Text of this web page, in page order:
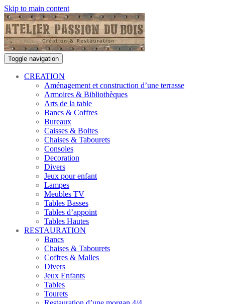
Skip to main content
Toggle navigation
CREATION
Aménagement et construction d’une terrasse
Armoires & Bibliothèques
Arts de la table
Bancs & Coffres
Bureaux
Caisses & Boites
Chaises & Tabourets
Consoles
Decoration
Divers
Jeux pour enfant
Lampes
Meubles TV
Tables Basses
Tables d’appoint
Tables Hautes
RESTAURATION
Bancs
Chaises & Tabourets
Coffres & Malles
Divers
Jeux Enfants
Tables
Tourets